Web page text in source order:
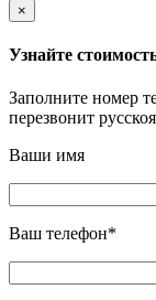
×
Узнайте
Заполните номер
перезвонит
Ваши имя
Ваш телефон*